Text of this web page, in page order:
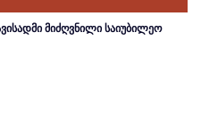
მიძღვნილი საიუბილეო